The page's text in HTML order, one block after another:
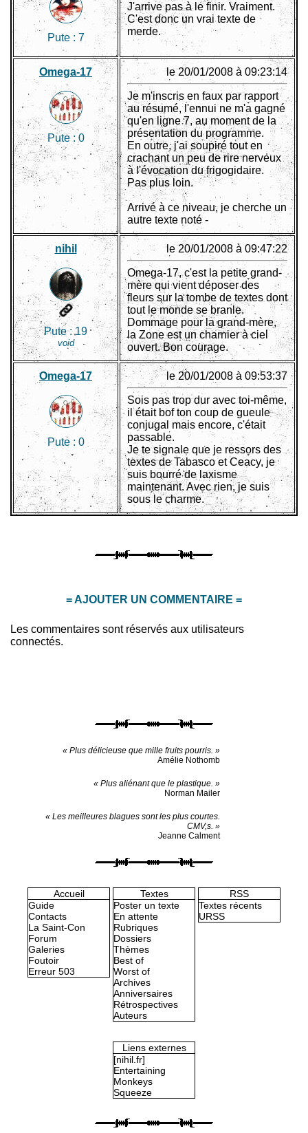
Pute : 7
J'arrive pas à le finir. Vraiment.
C'est donc un vrai texte de
merde.
Omega-17
Pute : 0
le 20/01/2008 à 09:23:14
Je m'inscris en faux par rapport
au résumé, l'ennui ne m'a gagné
qu'en ligne 7, au moment de la
présentation du programme.
En outre, j'ai soupiré tout en
crachant un peu de rire nerveux
à l'évocation du frigogidaire.
Pas plus loin.
Arrivé à ce niveau, je cherche un
autre texte noté -
nihil
Pute :19
void
le 20/01/2008 à 09:47:22
Omega-17, c'est la petite grand-
mère qui vient déposer des
fleurs sur la tombe de textes dont
tout le monde se branle.
Dommage pour la grand-mère,
la Zone est un charnier à ciel
ouvert. Bon courage.
Omega-17
Pute : 0
le 20/01/2008 à 09:53:37
Sois pas trop dur avec toi-même,
il était bof ton coup de gueule
conjugal mais encore, c'était
passable.
Je te signale que je ressors des
textes de Tabasco et Ceacy, je
suis bourré de laxisme
maintenant. Avec rien, je suis
sous le charme.
= AJOUTER UN COMMENTAIRE =
Les commentaires sont réservés aux utilisateurs
connectés.
« Plus délicieuse que mille fruits pourris. »
Amélie Nothomb
« Plus aliénant que le plastique. »
Norman Mailer
« Les meilleures blagues sont les plus courtes.
CMV,s. »
Jeanne Calment
Accueil
Guide
Contacts
La Saint-Con
Forum
Galeries
Foutoir
Erreur 503
Textes
Poster un texte
En attente
Rubriques
Dossiers
Thèmes
Best of
Worst of
Archives
Anniversaires
Rétrospectives
Auteurs
RSS
Textes récents
URSS
Liens externes
[nihil.fr]
Entertaining
Monkeys
Squeeze